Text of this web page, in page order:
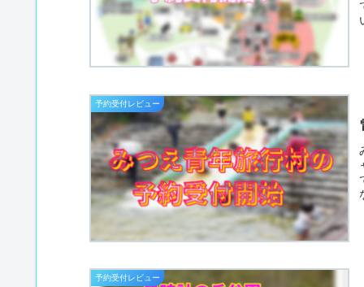
予約受付レビュー
予約受付レビュー